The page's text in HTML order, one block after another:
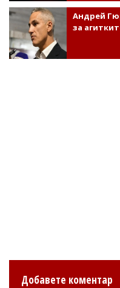
Андрей
за
Добавете коментар